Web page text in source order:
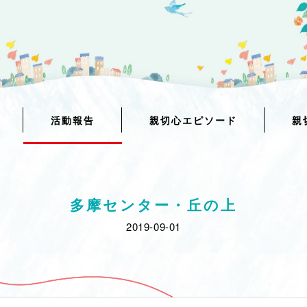
活動報告 親切心エピソード 親
多摩センター・丘の上
2019-09-01